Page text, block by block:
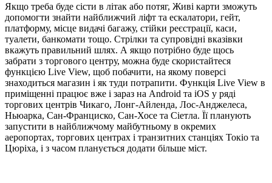
Якщо треба буде сісти в літак або потяг, Живі карти зможуть
допомогти знайти найближчий ліфт та ескалатори, гейт,
платформу, місце видачі багажу, стійки реєстрації, каси,
туалети, банкомати тощо. Стрілки та супровідні вказівки
вкажуть правильний шлях. А якщо потрібно буде щось
забрати з торгового центру, можна буде скористайтеся
функцією Live View, щоб побачити, на якому поверсі
знаходиться магазин і як туди потрапити. Функція Live View в
приміщенні працює вже і зараз на Android та iOS у ряді
торгових центрів Чикаго, Лонг-Айленда, Лос-Анджелеса,
Ньюарка, Сан-Франциско, Сан-Хосе та Сіетла. Її планують
запустити в найближчому майбутньому в окремих
аеропортах, торгових центрах і транзитних станціях Токіо та
Цюріха, і з часом планується додати більше міст.